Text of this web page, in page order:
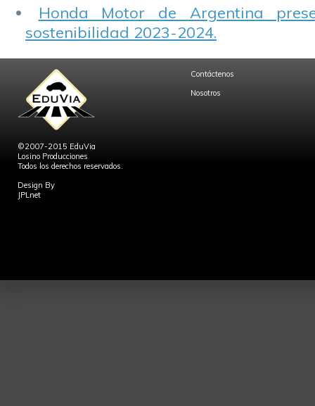
Honda Motor de Argentina
sostenibilidad 2023-2024.
©2007-2015 EduVia
Losino Producciones
Todos los derechos reservados.
Design By
JPLnet
Contáctenos
Nosotros